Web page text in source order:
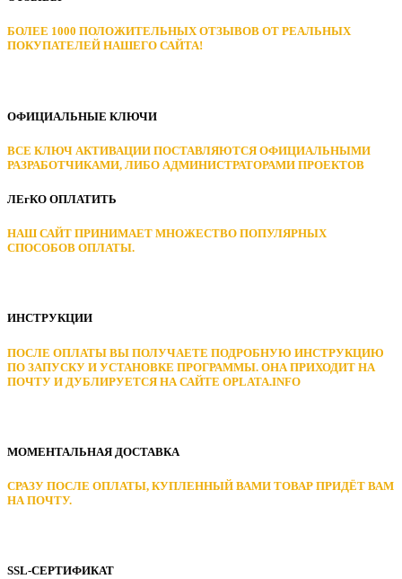
БОЛЕЕ 1000 ПОЛОЖИТЕЛЬНЫХ ОТЗЫВОВ ОТ РЕАЛЬНЫХ
ПОКУПАТЕЛЕЙ НАШЕГО САЙТА!
ОФИЦИАЛЬНЫЕ КЛЮЧИ
ВСЕ КЛЮЧ АКТИВАЦИИ ПОСТАВЛЯЮТСЯ ОФИЦИАЛЬНЫМИ
РАЗРАБОТЧИКАМИ, ЛИБО АДМИНИСТРАТОРАМИ ПРОЕКТОВ
ЛЕгКО ОПЛАТИТЬ
НАШ САЙТ ПРИНИМАЕТ МНОЖЕСТВО ПОПУЛЯРНЫХ
СПОСОБОВ ОПЛАТЫ.
ИНСТРУКЦИИ
ПОСЛЕ ОПЛАТЫ ВЫ ПОЛУЧАЕТЕ ПОДРОБНУЮ ИНСТРУКЦИЮ
ПО ЗАПУСКУ И УСТАНОВКЕ ПРОГРАММЫ. ОНА ПРИХОДИТ НА
ПОЧТУ И ДУБЛИРУЕТСЯ НА САЙТЕ OPLATA.INFO
МОМЕНТАЛЬНАЯ ДОСТАВКА
СРАЗУ ПОСЛЕ ОПЛАТЫ, КУПЛЕННЫЙ ВАМИ ТОВАР ПРИДЁТ ВАМ
НА ПОЧТУ.
SSL-СЕРТИФИКАТ